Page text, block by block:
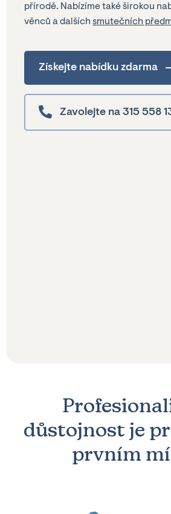
přírodě. Nabízíme také širokou
věnců a dalších smutečních
Získejte nabídku zdarma
Zavolejte na 315 558
důstojnost je
prvním